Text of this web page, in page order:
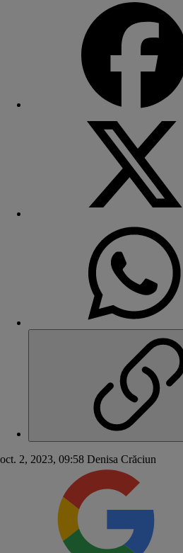
oct. 2, 2023, 09:58 Denisa Crăciun